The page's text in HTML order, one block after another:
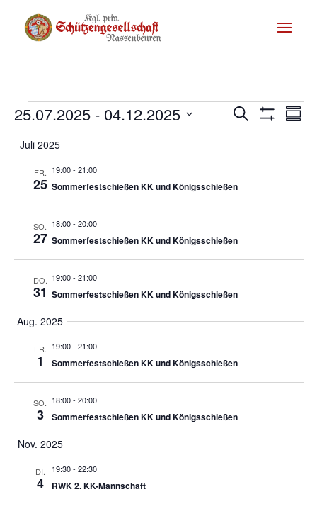
Termine
Termine
Suche
25.07.2025 - 04.12.2025
Juli 2025
FR.
25
19:00- 21:00
Sommerfestschießen KK und Königsschießen
SO.
27
18:00- 20:00
Sommerfestschießen KK und Königsschießen
DO.
31
19:00- 21:00
Sommerfestschießen KK und Königsschießen
Aug. 2025
FR.
1
19:00- 21:00
Sommerfestschießen KK und Königsschießen
SO.
3
18:00- 20:00
Sommerfestschießen KK und Königsschießen
Nov. 2025
DI.
4
19:30- 22:30
RWK 2. KK-Mannschaft